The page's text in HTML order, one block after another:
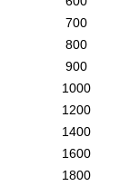
700
800
900
1000
1200
1400
1600
1800